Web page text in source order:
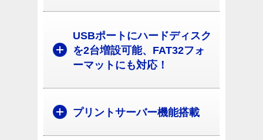
USBポートにハードディスク
を2台増設可能、FAT32フォ
ーマットにも対応！
プリントサーバー機能搭載